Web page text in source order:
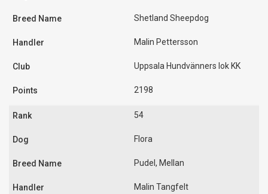
Shetland Sheepdog
Malin Pettersson
Uppsala Hundvänners lok KK
2198
54
Flora
Pudel, Mellan
Malin Tangfelt